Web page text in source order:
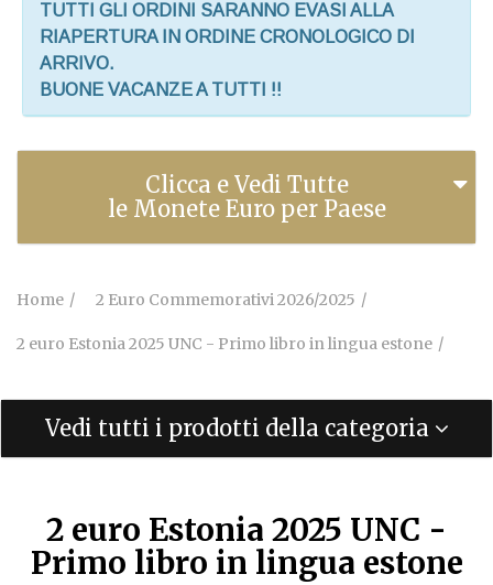
TUTTI GLI ORDINI SARANNO EVASI ALLA
RIAPERTURA IN ORDINE CRONOLOGICO DI
ARRIVO.
BUONE VACANZE A TUTTI !!
Clicca e Vedi Tutte
le Monete Euro per Paese
Home 2 Euro Commemorativi 2026/2025
2 euro Estonia 2025 UNC - Primo libro in lingua estone
Vedi tutti i prodotti della categoria
2 euro Estonia 2025 UNC -
Primo libro in lingua estone